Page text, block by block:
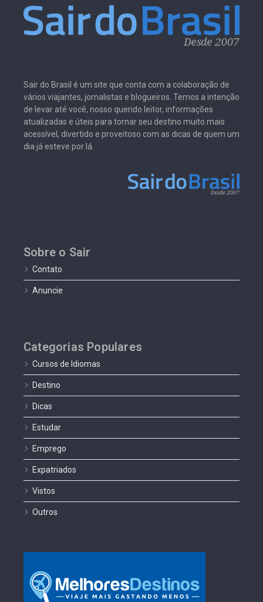
Sair do Brasil é um site que conta com a colaboração de
vários viajantes, jornalistas e blogueiros. Temos a intenção
de levar até você, nosso querido leitor, informações
atualizadas e úteis para tornar seu destino muito mais
acessível, divertido e proveitoso com as dicas de quem um
dia já esteve por lá.
Sobre o Sair
Contato
Anuncie
Categorias Populares
Cursos de Idiomas
Destino
Dicas
Estudar
Emprego
Expatriados
Vistos
Outros